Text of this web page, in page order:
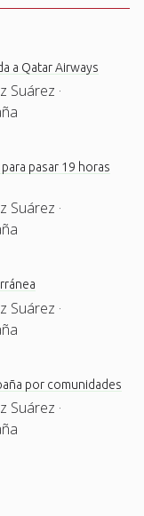
a Qatar Airways
Suárez ·
pasar 19 horas
Suárez ·
Suárez ·
por comunidades
Suárez ·